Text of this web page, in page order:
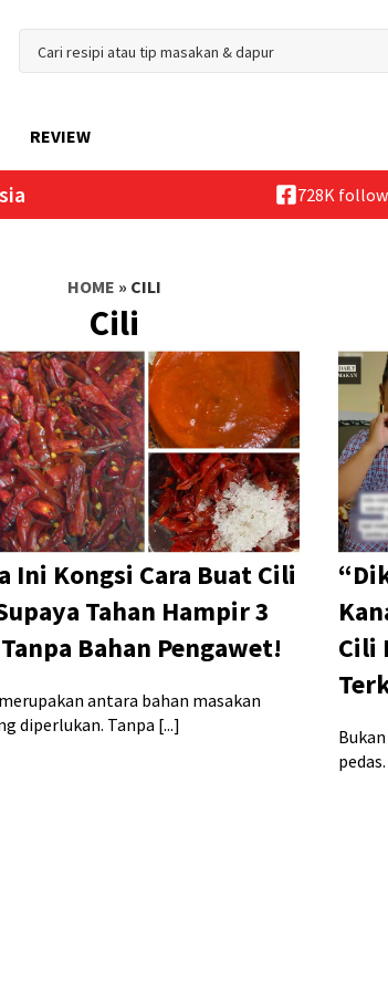
REVIEW
728K
HOME » CILI
Cili
Ini Kongsi Cara Buat Cili
Tahan Hampir 3
Bahan Pengawet!
antara bahan masakan
diperlukan. Tanpa [...]
Cili